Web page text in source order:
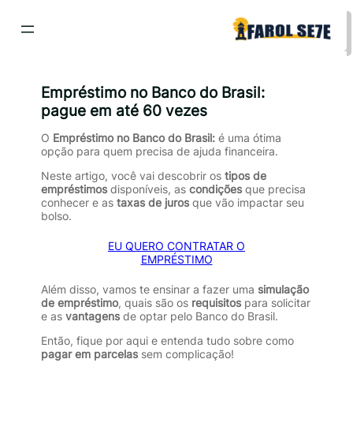
para
Empréstimo no Banco do Brasil:
pague em até 60 vezes
O Empréstimo no Banco do Brasil: é uma ótima
opção para quem precisa de ajuda financeira.
Neste artigo, você vai descobrir os tipos de
empréstimos disponíveis, as condições que precisa
conhecer e as taxas de juros que vão impactar seu
bolso.
EU QUERO CONTRATAR O
EMPRÉSTIMO
Além disso, vamos te ensinar a fazer uma simulação
de empréstimo, quais são os requisitos para solicitar
e as vantagens de optar pelo Banco do Brasil.
Então, fique por aqui e entenda tudo sobre como
pagar em parcelas sem complicação!